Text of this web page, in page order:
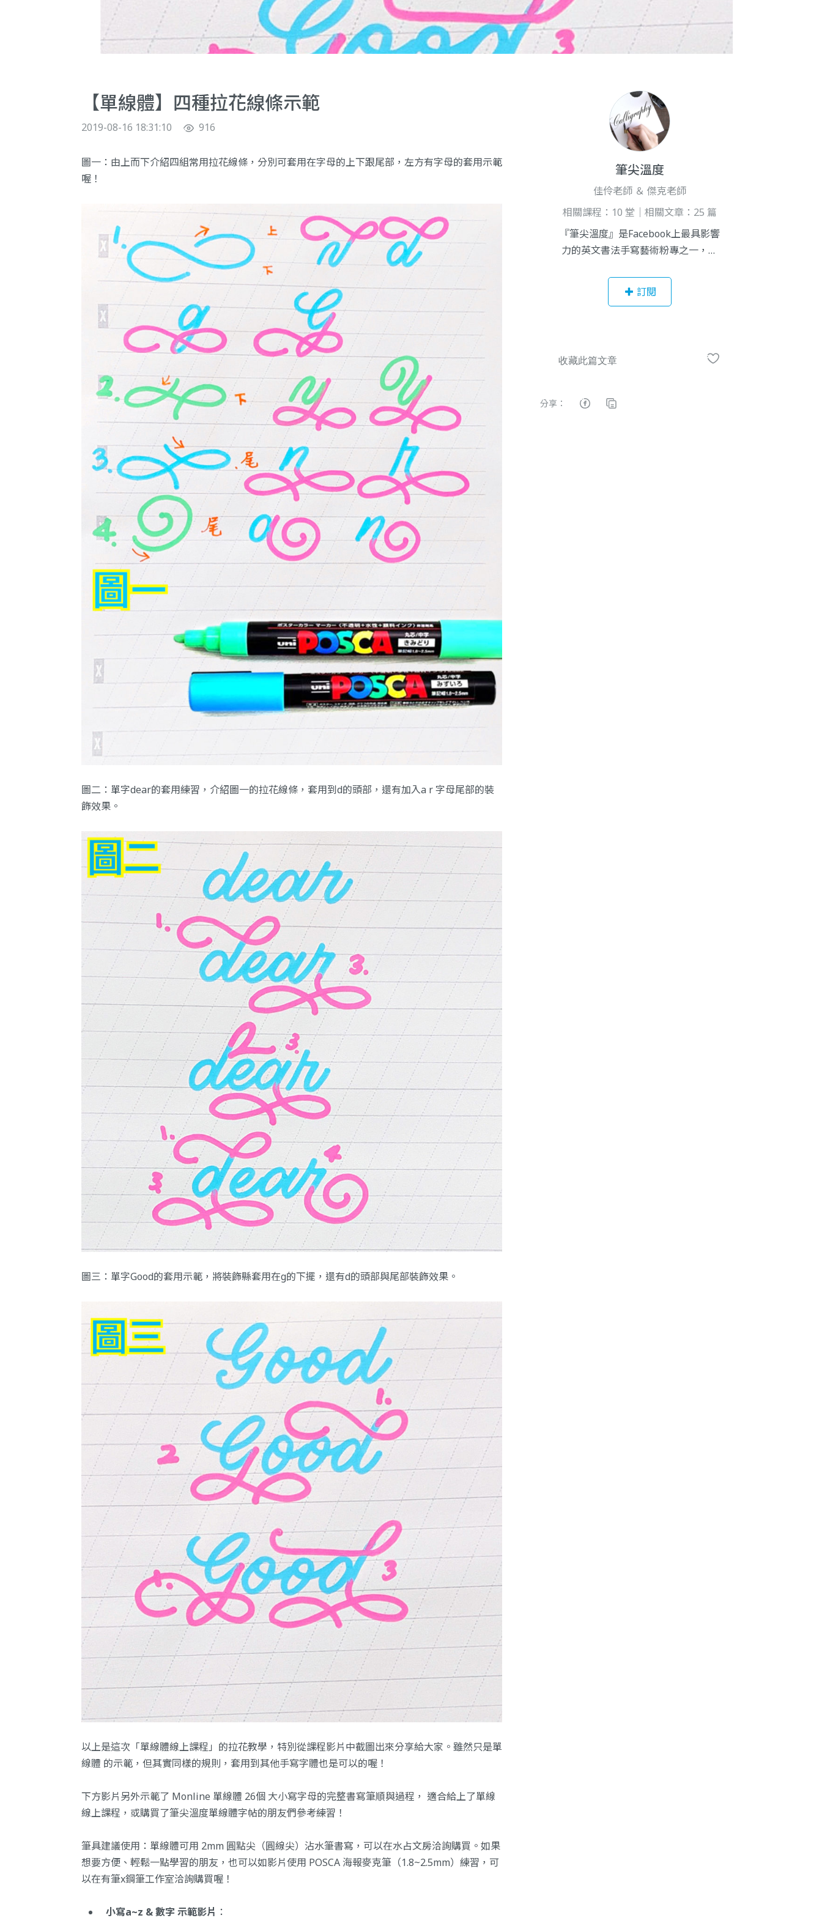
【單線體】四種拉花線條示範
2019-08-16 18:31:10 916
圖一：由上而下介紹四組常用拉花線條，分別可套用在字母的上下跟尾部，左方有字母的套用示範
喔！
圖二：單字dear的套用練習，介紹圖一的拉花線條，套用到d的頭部，還有加入a r 字母尾部的裝
飾效果。
圖三：單字Good的套用示範，將裝飾縣套用在g的下擺，還有d的頭部與尾部裝飾效果。
以上是這次「單線體線上課程」的拉花教學，特別從課程影片中截圖出來分享給大家。雖然只是單
線體 的示範，但其實同樣的規則，套用到其他手寫字體也是可以的喔！
下方影片另外示範了 Monline 單線體 26個 大小寫字母的完整書寫筆順與過程， 適合給上了單線
線上課程 ，或購買了筆尖溫度單線體字帖的朋友們參考練習！
筆具建議使用：單線體可用 2mm 圓點尖（圓線尖）沾水筆書寫，可以在水占文房洽詢購買。如果
想要方便、輕鬆一點學習的朋友，也可以如影片使用 POSCA 海報麥克筆（1.8~2.5mm）練習，可
以在有筆x鋼筆工作室洽詢購買喔！
小寫a~z & 數字 示範影片 ：
筆尖溫度
佳伶老師 ＆ 傑克老師
相關課程：10 堂｜相關文章：25 篇
『筆尖溫度』是Facebook上最具影響
力的英文書法手寫藝術粉專之一，擁
來，已舉辦了數千場實體課程，致力
於推廣英文書法與手寫藝術字的美
好者們體驗筆尖流轉中的藝術樂趣，
手寫藝術帶來的心靈愉悅與滿足。
訂閱
分享：